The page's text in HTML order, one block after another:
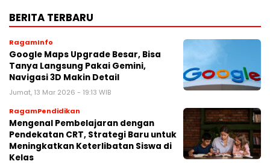
BERITA TERBARU
RagamInfo
Google Maps Upgrade Besar, Bisa
Tanya Langsung Pakai Gemini,
Navigasi 3D Makin Detail
Jumat, 13 Mar 2026 - 19:13 WIB
RagamPendidikan
Mengenal Pembelajaran dengan
Pendekatan CRT, Strategi Baru untuk
Meningkatkan Keterlibatan Siswa di
Kelas